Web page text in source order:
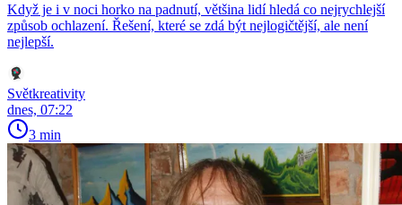
Když je i v noci horko na padnutí, většina lidí hledá co nejrychlejší
způsob ochlazení. Řešení, které se zdá být nejlogičtější, ale není
nejlepší.
Světkreativity
dnes, 07:22
3 min